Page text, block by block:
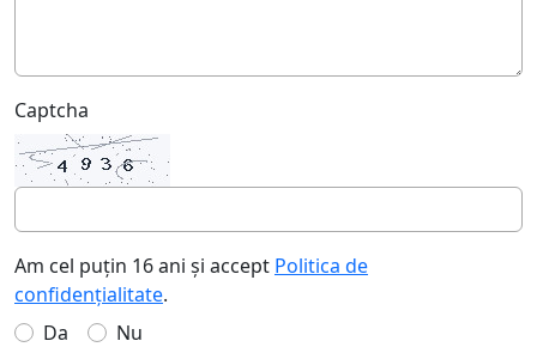
Captcha
Am cel puțin 16 ani și accept Politica de
confidențialitate.
Da
Nu